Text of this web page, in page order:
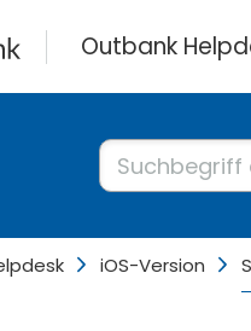
Outbank
iOS-Version